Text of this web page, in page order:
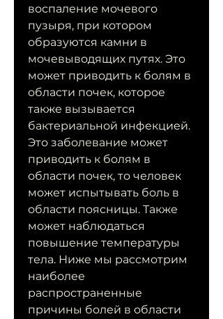
воспаление мочевого
пузыря, при котором
образуются камни в
мочевыводящих путях. Это
может приводить к болям в
области почек, которое
также вызывается
бактериальной инфекцией.
Это заболевание может
приводить к болям в
области почек, то человек
может испытывать боль в
области поясницы. Также
может наблюдаться
повышение температуры
тела. Ниже мы рассмотрим
наиболее
распространенные
причины болей в области